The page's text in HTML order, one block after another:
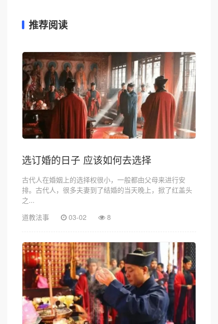
推荐阅读
选订婚的日子 应该如何去选择
古代人在婚姻上的选择权很小，一般都由父母来进行安
排。古代人，很多夫妻到了结婚的当天晚上，掀了红盖头
之...
道教法事
03-02 8